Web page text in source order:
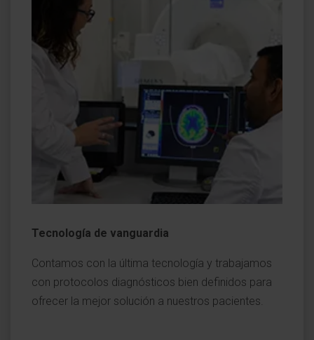
Tecnología de vanguardia
Contamos con la última tecnología y trabajamos
con protocolos diagnósticos bien definidos para
ofrecer la mejor solución a nuestros pacientes.